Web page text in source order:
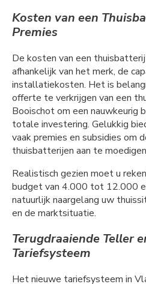
Kosten van een
Premies
De kosten van een thuisbatterij
afhankelijk van het merk, de
installatiekosten. Het is
offerte te verkrijgen van een
Booischot om een nauwkeurig
totale investering. Gelukkig
vaak premies en subsidies om
thuisbatterijen aan te
Realistisch gezien moet u
budget van 4.000 tot 12.000
natuurlijk naargelang uw
en de marktsituatie.
Terugdraaiende Teller
Tariefsysteem
Het nieuwe tariefsysteem in